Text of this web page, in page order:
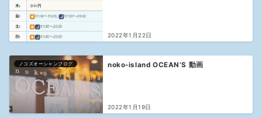
2022年1月22日
ノコズオーシャンブログ noko-island OCEAN’S 動画
2022年1月19日